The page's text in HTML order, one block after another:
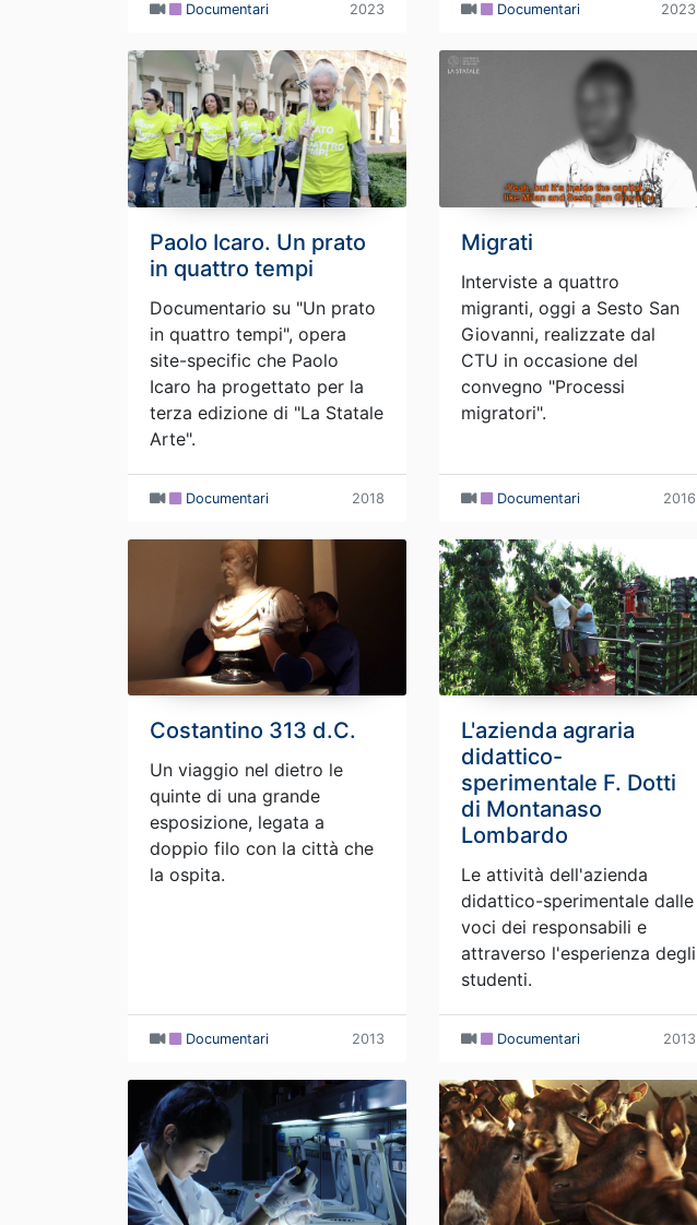
Documentari 2023 Documentari 2023
Paolo Icaro. Un prato
in quattro tempi
Documentario su "Un prato
in quattro tempi", opera
site-specific che Paolo
Icaro ha progettato per la
terza edizione di "La Statale
Arte".
Documentari 2018
Migrati
Interviste a quattro
migranti, oggi a Sesto San
Giovanni, realizzate dal
CTU in occasione del
convegno "Processi
migratori".
Documentari 2016
Costantino 313 d.C.
Un viaggio nel dietro le
quinte di una grande
esposizione, legata a
doppio filo con la città che
la ospita.
Documentari 2013
L'azienda agraria
didattico-
sperimentale F. Dotti
di Montanaso
Lombardo
Le attività dell'azienda
didattico-sperimentale dalle
voci dei responsabili e
attraverso l'esperienza degli
studenti.
Documentari 2013